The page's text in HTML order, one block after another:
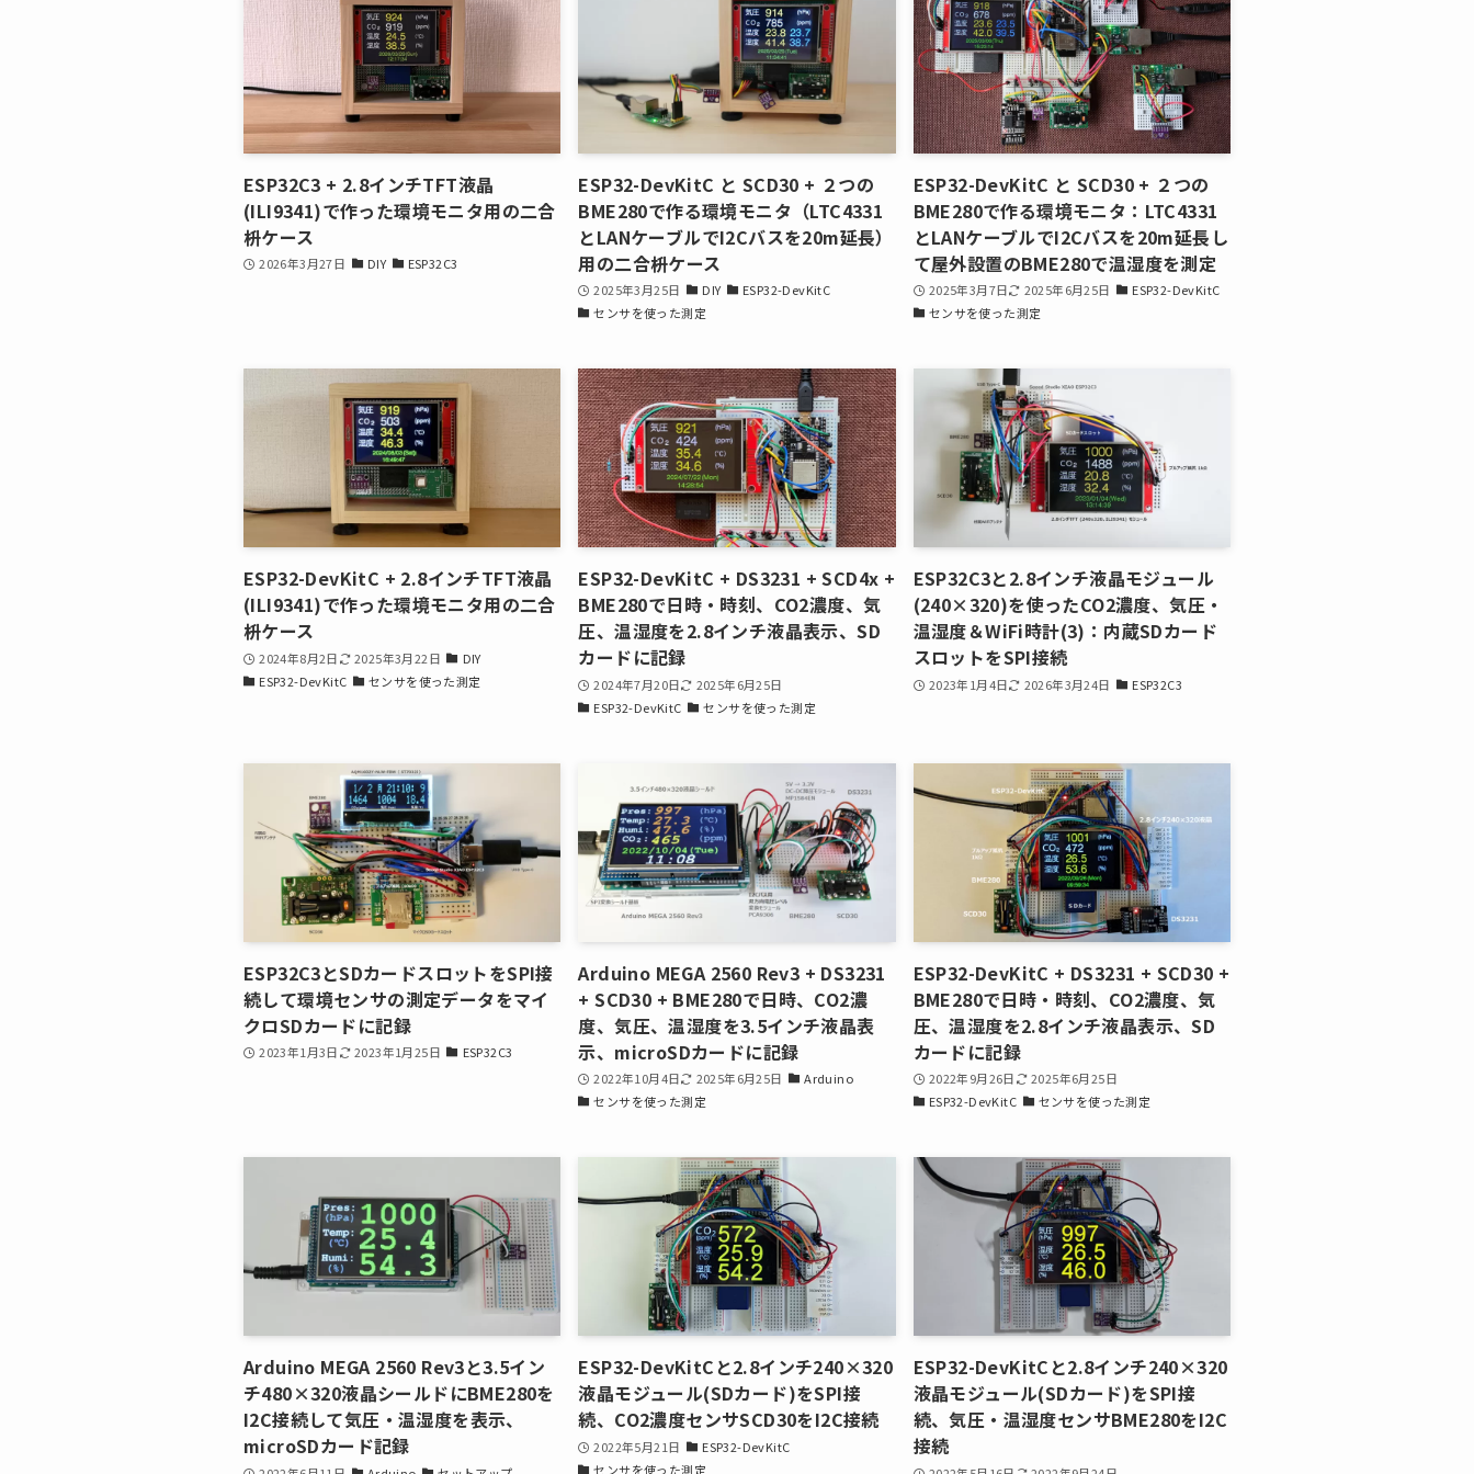
ESP32C3 + 2.8インチTFT液晶
(ILI9341)で作った環境モニタ用の二合
枡ケース
2026年3月27日 DIY ESP32C3
ESP32-DevKitC と SCD30 + ２つの
BME280で作る環境モニタ（LTC4331
とLANケーブルでI2Cバスを20m延長）
用の二合枡ケース
2025年3月25日 DIY
ESP32-DevKitC
センサを使った測定
ESP32-DevKitC と SCD30 + ２つの
BME280で作る環境モニタ：LTC4331
とLANケーブルでI2Cバスを20m延長し
て屋外設置のBME280で温湿度を測定
2025年3月7日 2025年6月25日
ESP32-DevKitC
センサを使った測定
ESP32-DevKitC + 2.8インチTFT液晶
(ILI9341)で作った環境モニタ用の二合
枡ケース
2024年8月2日 2025年3月22日
DIY
ESP32-DevKitC
センサを使った測定
ESP32-DevKitC + DS3231 + SCD4x +
BME280で日時・時刻、CO2濃度、気
圧、温湿度を2.8インチ液晶表示、SD
カードに記録
2024年7月20日
2025年6月25日
ESP32-DevKitC
センサを使った測定
ESP32C3と2.8インチ液晶モジュール
(240×320)を使ったCO2濃度、気圧・
温湿度＆WiFi時計(3)：内蔵SDカード
スロットをSPI接続
2023年1月4日 2026年3月24日 ESP32C3
ESP32C3とSDカードスロットをSPI接
続して環境センサの測定データをマイ
クロSDカードに記録
2023年1月3日 2023年1月25日 ESP32C3
Arduino MEGA 2560 Rev3 + DS3231
+ SCD30 + BME280で日時、CO2濃
度、気圧、温湿度を3.5インチ液晶表
示、microSDカードに記録
2022年10月4日 2025年6月25日
Arduino
センサを使った測定
ESP32-DevKitC + DS3231 + SCD30 +
BME280で日時・時刻、CO2濃度、気
圧、温湿度を2.8インチ液晶表示、SD
カードに記録
2022年9月26日
2025年6月25日
ESP32-DevKitC
センサを使った測定
Arduino MEGA 2560 Rev3と3.5イン
チ480×320液晶シールドにBME280を
I2C接続して気圧・温湿度を表示、
microSDカード記録
ESP32-DevKitCと2.8インチ240×320
液晶モジュール(SDカード)をSPI接
続、CO2濃度センサSCD30をI2C接続
2022年5月21日
ESP32-DevKitC
センサを使った測定
ESP32-DevKitCと2.8インチ240×320
液晶モジュール(SDカード)をSPI接
続、気圧・温湿度センサBME280をI2C
接続